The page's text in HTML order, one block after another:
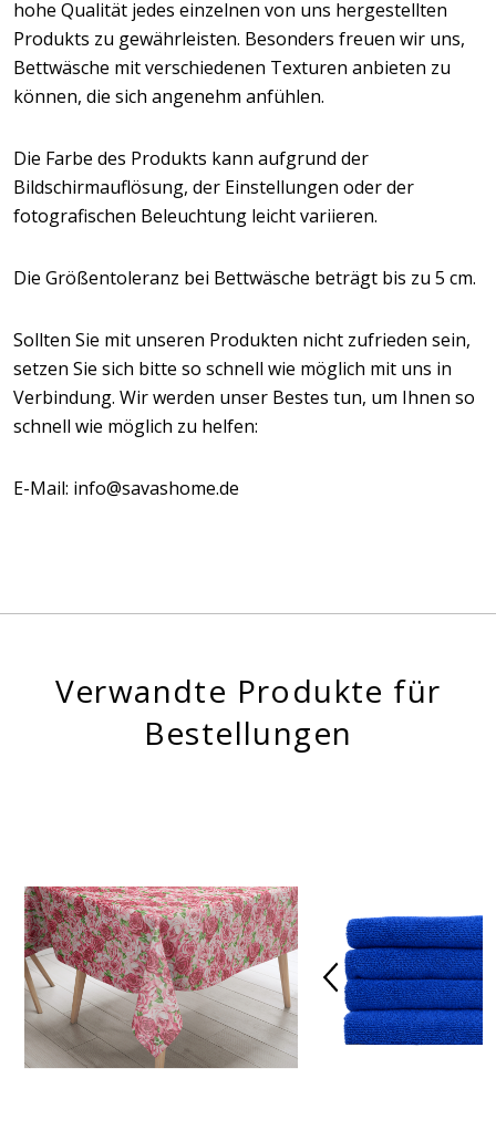
hohe Qualität jedes einzelnen von uns hergestellten
Produkts zu gewährleisten. Besonders freuen wir uns,
Bettwäsche mit verschiedenen Texturen anbieten zu
können, die sich angenehm anfühlen.
Die Farbe des Produkts kann aufgrund der
Bildschirmauflösung, der Einstellungen oder der
fotografischen Beleuchtung leicht variieren.
Die Größentoleranz bei Bettwäsche beträgt bis zu 5 cm.
Sollten Sie mit unseren Produkten nicht zufrieden sein,
setzen Sie sich bitte so schnell wie möglich mit uns in
Verbindung. Wir werden unser Bestes tun, um Ihnen so
schnell wie möglich zu helfen:
E-Mail: info@savashome.de
Verwandte Produkte für
Bestellungen